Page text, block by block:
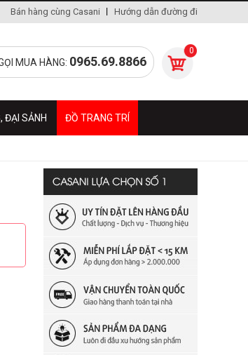
Hướng dẫn đường đi
Bán hàng cùng Casani
0
MUA HÀNG: 0965.69.8866
ĐẠI SẢNH ĐỒ TRANG TRÍ